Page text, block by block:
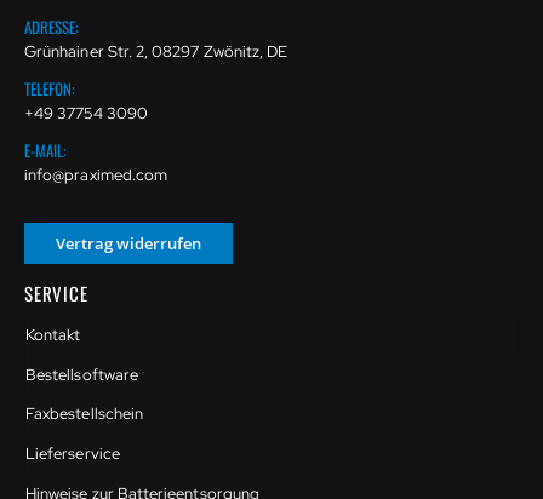
ADRESSE:
Grünhainer Str. 2, 08297 Zwönitz, DE
TELEFON:
+49 37754 3090
E-MAIL:
info@praximed.com
Vertrag widerrufen
SERVICE
Kontakt
Bestellsoftware
Faxbestellschein
Lieferservice
Hinweise zur Batterieentsorgung